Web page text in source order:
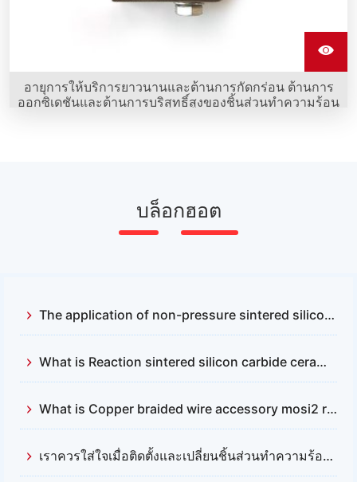
อายุการให้บริการยาวนานและต้านการกัดกร่อน ต้านการ
ออกซิเดชันและต้านการบริสุทธิ์สูงของชิ้นส่วนทำความร้อน
บล็อกฮอต
The application of non-pressure sintered silicon carbide and reactive sintered silicon carbide
What is Reaction sintered silicon carbide ceramics？
What is Copper braided wire accessory mosi2 resistance
เราควรใส่ใจเมื่อติดตั้งและเปลี่ยนชิ้นส่วนทำความร้อนซิลิคอนคาร์ไบด์ (Silicon Carbide) อะไรบ้าง?